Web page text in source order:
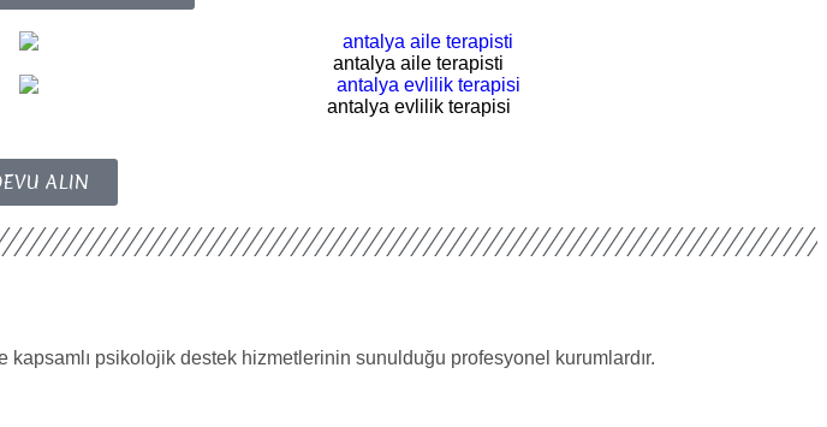
antalya aile terapisti
antalya evlilik terapisi
ALIN
kapsamlı psikolojik destek hizmetlerinin sunulduğu profesyonel kurumlardır.